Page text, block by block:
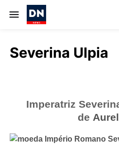
Severina Ulpia
Imperatriz
de